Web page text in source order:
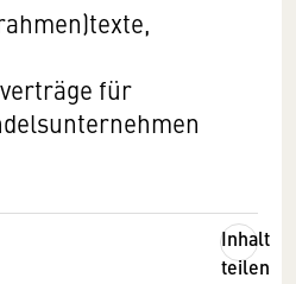
für
Inhalt
teilen